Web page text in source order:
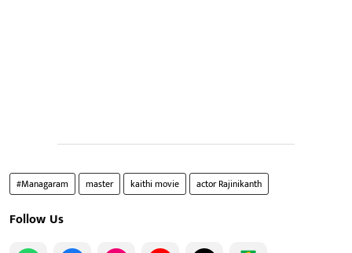
#Managaram master kaithi movie actor Rajinikanth
Follow Us